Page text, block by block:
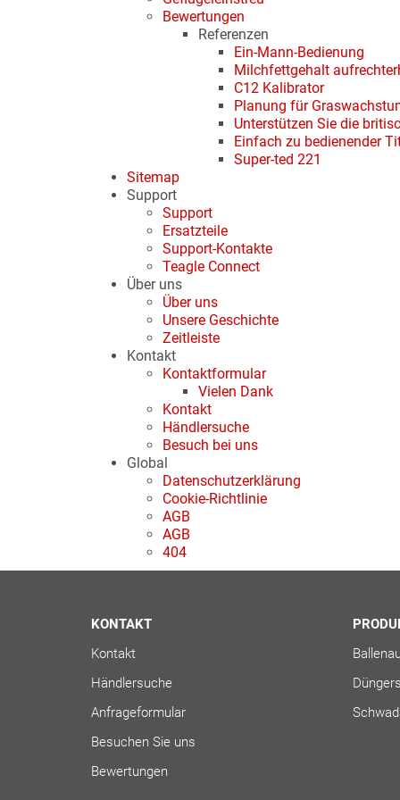
Bewertungen
Referenzen
Ein-Mann-Bedienung
Milchfettgehalt
C12 Kalibrator
Planung für
Unterstützen Sie die
Einfach zu bedienender
Super-ted 221
Sitemap
Support
Support
Ersatzteile
Support-Kontakte
Teagle Connect
Über uns
Über uns
Unsere Geschichte
Zeitleiste
Kontakt
Kontaktformular
Vielen Dank
Kontakt
Händlersuche
Besuch bei uns
Global
Datenschutzerklärung
Cookie-Richtlinie
AGB
AGB
404
KONTAKT
Kontakt
Händlersuche
Anfrageformular
Besuchen Sie uns
Bewertungen